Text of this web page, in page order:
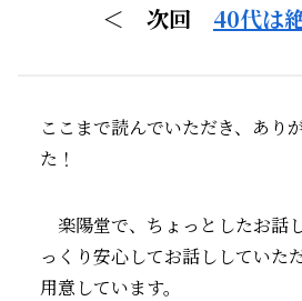
＜ 次回 40代は
ここまで読んでいただき、あり
た！
楽陽堂で、ちょっとしたお話
っくり安心してお話ししていた
用意しています。